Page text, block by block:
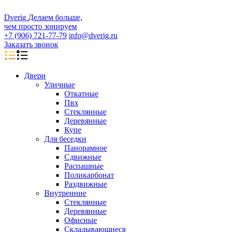
Dverig Делаем больше,
чем просто зонируем
+7 (906) 721-77-79 info@dverig.ru
Заказать звонок
Двери
Уличные
Откатные
Пвх
Стеклянные
Деревянные
Купе
Для беседки
Панорамное
Сдвижные
Распашные
Поликарбонат
Раздвижные
Внутренние
Стеклянные
Деревянные
Офисные
Складывающиеся